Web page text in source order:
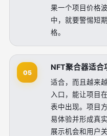
果一个项目价格
中，就要警惕短
格。
05
NFT聚合器适合
适合，而且越来
入口，能让项目
表中出现。项目
易体验并形成真
展示机会和用户